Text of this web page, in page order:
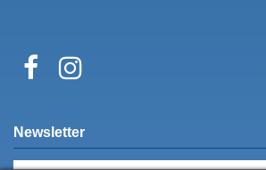
Newsletter